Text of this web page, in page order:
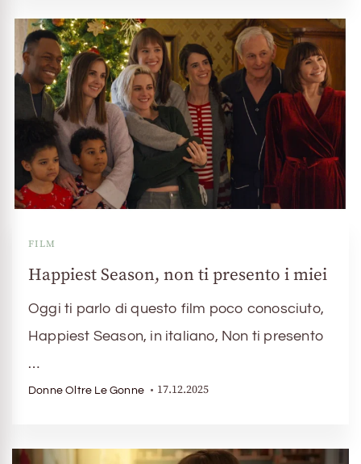
FILM
Happiest Season, non ti presento i miei
Oggi ti parlo di questo film poco conosciuto,
Happiest Season, in italiano, Non ti presento
…
Donne Oltre Le Gonne 17.12.2025